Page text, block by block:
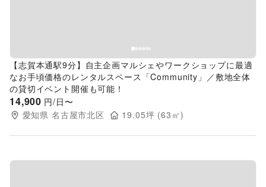
【志賀本通駅9分】自主企画マルシェやワークショップに最適
なお手頃価格のレンタルスペース「Community」／敷地全体
の貸切イベント開催も可能！
14,900 円/日〜
愛知県 名古屋市北区 19.05坪 (63 ㎡)